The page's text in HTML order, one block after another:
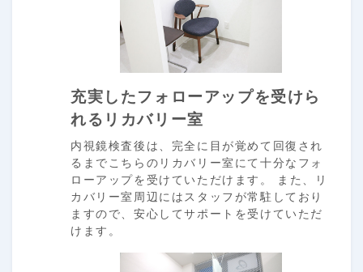
充実したフォローアップを受けら
れるリカバリー室
内視鏡検査後は、完全に目が覚めて回復され
るまでこちらのリカバリー室にて十分なフォ
ローアップを受けていただけます。 また、リ
カバリー室周辺にはスタッフが常駐しており
ますので、安心してサポートを受けていただ
けます。